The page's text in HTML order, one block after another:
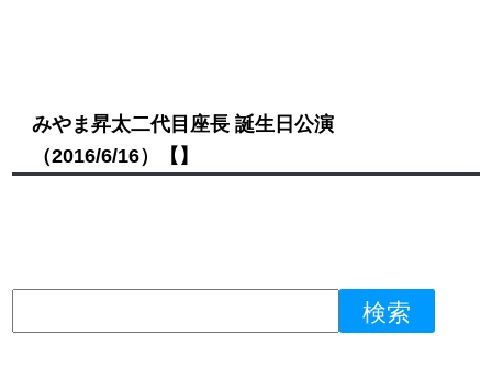
みやま昇太二代目座長 誕生日公演
（2016/6/16）
【】